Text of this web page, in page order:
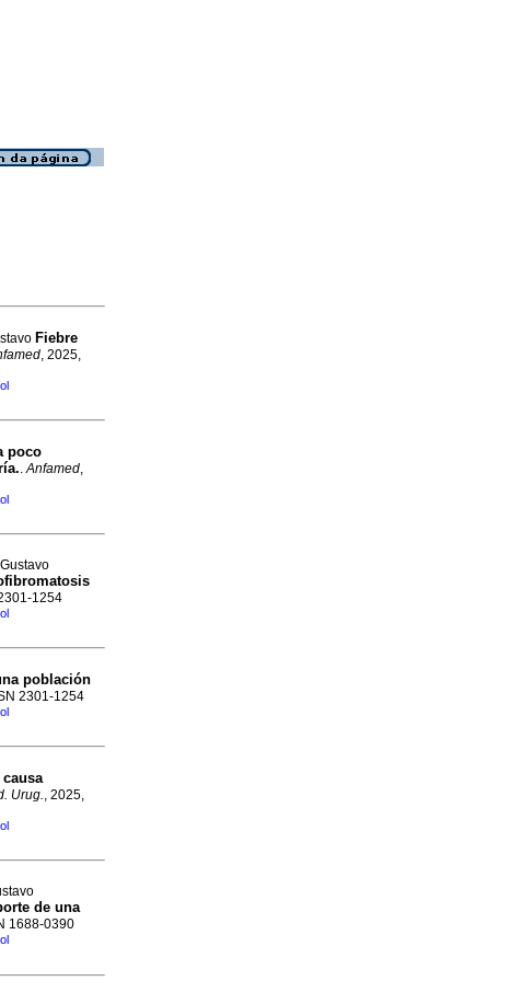
Fiebre
, 2025,
poco
.Anfamed,
1254
población
2301-1254
Urug., 2025,
de una
1688-0390